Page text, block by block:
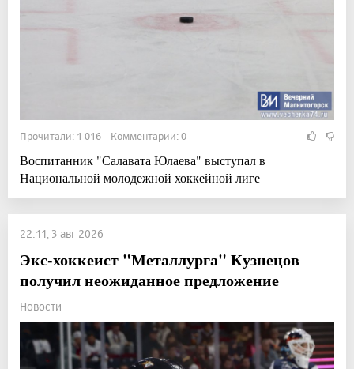
Прочитали: 1 016 Комментарии: 0
Воспитанник "Салавата Юлаева" выступал в
Национальной молодежной хоккейной лиге
22:11, 3 авг 2026
Экс-хоккеист "Металлурга" Кузнецов
получил неожиданное предложение
Новости